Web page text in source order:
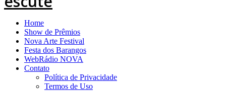
Home
Show de Prêmios
Nova Arte Festival
Festa dos Barangos
WebRádio NOVA
Contato
Política de Privacidade
Termos de Uso